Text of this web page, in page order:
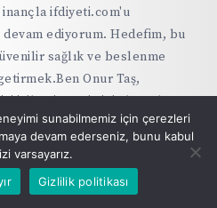
inançla ifdiyeti.com'u
ediyorum. Hedefim, bu
sağlık ve beslenme
Onur Taş,
iyileştirmeniz için buradayım.
olmayı dört gözle
sunabilmemiz için çerezleri
devam ederseniz, bunu kabul
varsayarız.
Gizlilik politikası